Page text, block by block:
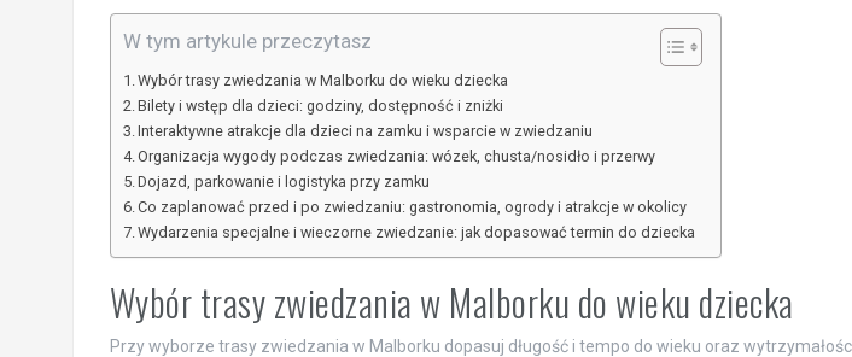
W tym artykule przeczytasz
Wybór trasy zwiedzania w Malborku do wieku dziecka
Bilety i wstęp dla dzieci: godziny, dostępność i zniżki
Interaktywne atrakcje dla dzieci na zamku i wsparcie w zwiedzaniu
Organizacja wygody podczas zwiedzania: wózek, chusta/nosidło i przerwy
Dojazd, parkowanie i logistyka przy zamku
Co zaplanować przed i po zwiedzaniu: gastronomia, ogrody i atrakcje w okolicy
Wydarzenia specjalne i wieczorne zwiedzanie: jak dopasować termin do dziecka
Wybór trasy zwiedzania w Malborku do wieku dziecka
Przy wyborze trasy zwiedzania w Malborku dopasuj długość i tempo do wieku oraz